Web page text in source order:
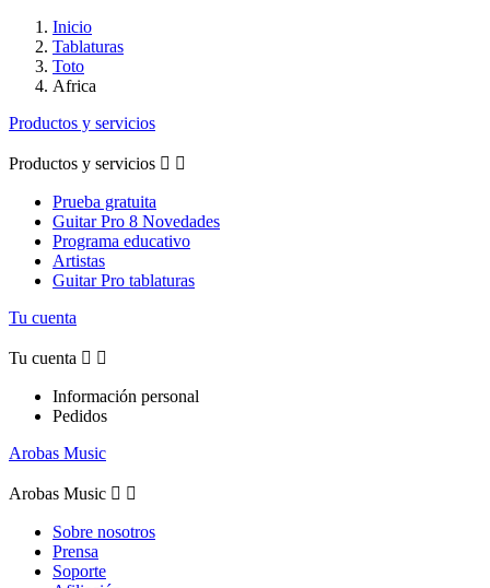
Inicio
Tablaturas
Toto
Africa
Productos y servicios
Productos y servicios  
Prueba gratuita
Guitar Pro 8 Novedades
Programa educativo
Artistas
Guitar Pro tablaturas
Tu cuenta
Tu cuenta  
Información personal
Pedidos
Arobas Music
Arobas Music  
Sobre nosotros
Prensa
Soporte